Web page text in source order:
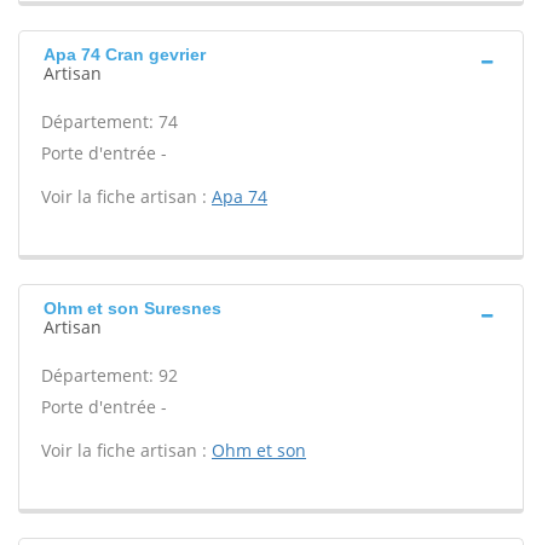
Apa 74 Cran gevrier
Artisan
Département: 74
Porte d'entrée -
Voir la fiche artisan : Apa 74
Ohm et son Suresnes
Artisan
Département: 92
Porte d'entrée -
Voir la fiche artisan : Ohm et son